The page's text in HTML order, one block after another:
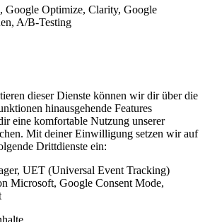
Google Optimize, Clarity, Google
A/B-Testing
dieser Dienste können wir dir über die
hinausgehende Features
eine komfortable Nutzung unserer
Mit deiner Einwilligung setzen wir auf
Drittdienste ein:
UET (Universal Event Tracking)
Microsoft, Google Consent Mode,